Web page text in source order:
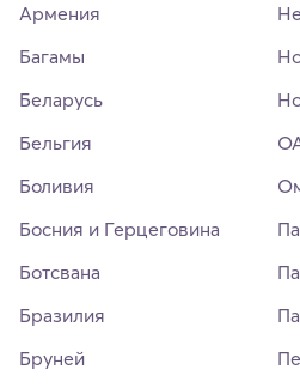
Армения
Багамы
Беларусь
Бельгия
Боливия
Босния и Герцеговина
Ботсвана
Бразилия
Бруней